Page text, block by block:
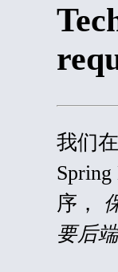
我们在
序，
要后端